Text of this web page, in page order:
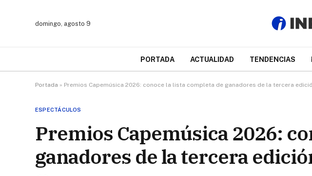
domingo, agosto 9
PORTADA ACTUALIDAD TENDENCIAS
Portada » Premios Capemúsica 2026: conoce la lista completa de ganadores de la tercera
ESPECTÁCULOS
Premios Capemúsica 2026:
ganadores de la tercera